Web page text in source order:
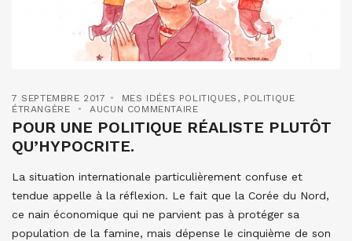
7 SEPTEMBRE 2017 MES IDÉES POLITIQUES , POLITIQUE
ÉTRANGÈRE
AUCUN COMMENTAIRE
POUR UNE POLITIQUE RÉALISTE PLUTÔT
QU’HYPOCRITE.
La situation internationale particulièrement confuse et
tendue appelle à la réflexion. Le fait que la Corée du Nord,
ce nain économique qui ne parvient pas à protéger sa
population de la famine, mais dépense le cinquième de son